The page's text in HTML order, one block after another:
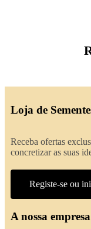
Loja de
Receba ofertas
concretizar as suas
Registe-se ou
A nossa empresa